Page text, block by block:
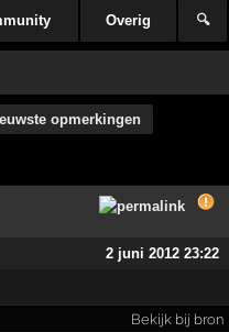
Overig 🔍
opmerkingen
2 juni 2012 23:22
Bekijk bij bron